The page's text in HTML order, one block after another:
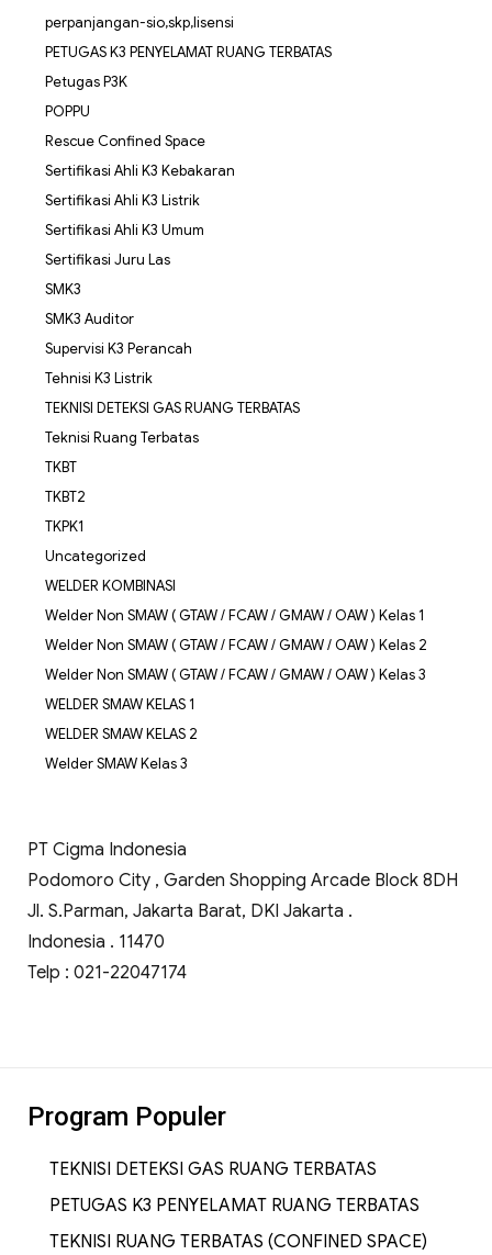
perpanjangan-sio,skp,lisensi
PETUGAS K3 PENYELAMAT RUANG TERBATAS
Petugas P3K
POPPU
Rescue Confined Space
Sertifikasi Ahli K3 Kebakaran
Sertifikasi Ahli K3 Listrik
Sertifikasi Ahli K3 Umum
Sertifikasi Juru Las
SMK3
SMK3 Auditor
Supervisi K3 Perancah
Tehnisi K3 Listrik
TEKNISI DETEKSI GAS RUANG TERBATAS
Teknisi Ruang Terbatas
TKBT
TKBT2
TKPK1
Uncategorized
WELDER KOMBINASI
Welder Non SMAW ( GTAW / FCAW / GMAW / OAW ) Kelas 1
Welder Non SMAW ( GTAW / FCAW / GMAW / OAW ) Kelas 2
Welder Non SMAW ( GTAW / FCAW / GMAW / OAW ) Kelas 3
WELDER SMAW KELAS 1
WELDER SMAW KELAS 2
Welder SMAW Kelas 3
PT Cigma Indonesia
Podomoro City , Garden Shopping Arcade Block 8DH
Jl. S.Parman, Jakarta Barat, DKI Jakarta .
Indonesia . 11470
Telp : 021-22047174
Program Populer
TEKNISI DETEKSI GAS RUANG TERBATAS
PETUGAS K3 PENYELAMAT RUANG TERBATAS
TEKNISI RUANG TERBATAS (CONFINED SPACE)